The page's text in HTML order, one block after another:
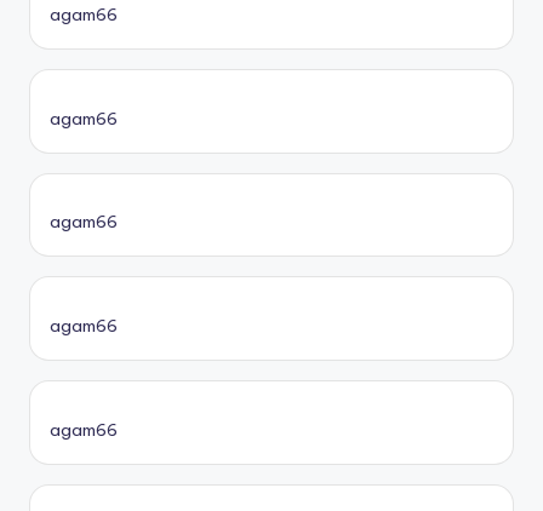
agam66
agam66
agam66
agam66
agam66